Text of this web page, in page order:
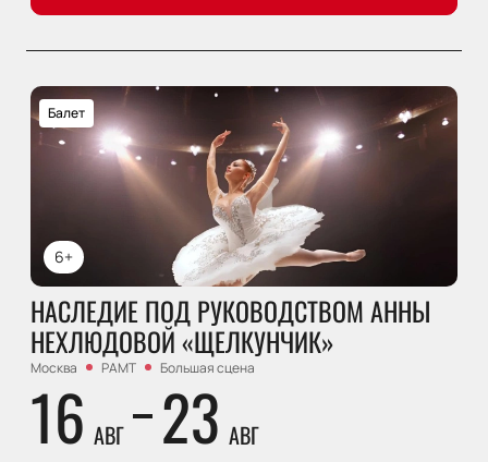
6+
Балет
НАСЛЕДИЕ ПОД РУКОВОДСТВОМ АННЫ
НЕХЛЮДОВОЙ «ЩЕЛКУНЧИК»
Москва РАМТ Большая сцена
16 АВГ 23 АВГ